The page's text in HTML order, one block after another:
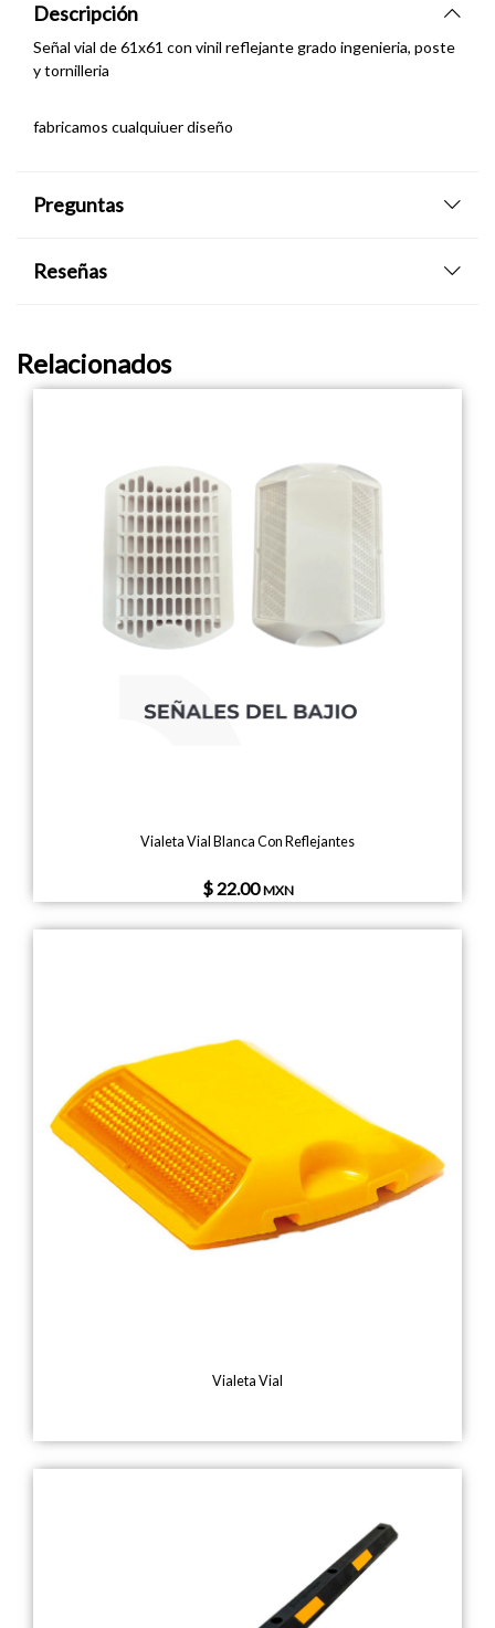
Descripción
Señal vial de 61x61 con vinil reflejante grado ingenieria, poste
y tornilleria
fabricamos cualquiuer diseño
Preguntas
Reseñas
Relacionados
Vialeta Vial Blanca Con Reflejantes
$ 22.00MXN
Vialeta Vial